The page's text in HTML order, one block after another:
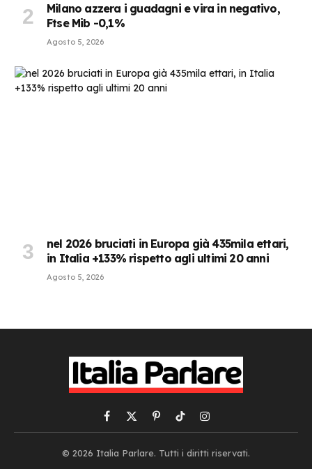
Milano azzera i guadagni e vira in negativo,
Ftse Mib -0,1%
Agosto 5, 2026
nel 2026 bruciati in Europa già 435mila ettari,
in Italia +133% rispetto agli ultimi 20 anni
Agosto 5, 2026
Facebook
X
(Twitter)
PinterestTikTokInstagram
© 2026 Italia Parlare. Tutti i diritti riservati.